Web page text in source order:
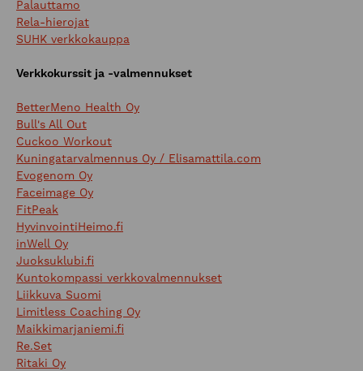
Palauttamo
Rela-hierojat
SUHK verkkokauppa
Verkkokurssit ja -valmennukset
BetterMeno Health Oy
Bull's All Out
Cuckoo Workout
Kuningatarvalmennus Oy / Elisamattila.com
Evogenom Oy
Faceimage Oy
FitPeak
HyvinvointiHeimo.fi
inWell Oy
Juoksuklubi.fi
Kuntokompassi verkkovalmennukset
Liikkuva Suomi
Limitless Coaching Oy
Maikkimarjaniemi.fi
Re.Set
Ritaki Oy